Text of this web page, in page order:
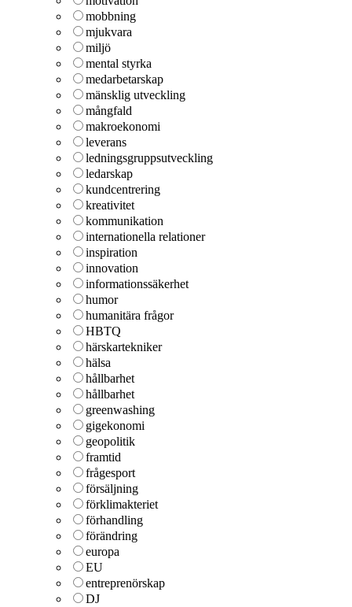
mobbning
mjukvara
miljö
mental styrka
medarbetarskap
mänsklig utveckling
mångfald
makroekonomi
leverans
ledningsgruppsutveckling
ledarskap
kundcentrering
kreativitet
kommunikation
internationella relationer
inspiration
innovation
informationssäkerhet
humor
humanitära frågor
HBTQ
härskartekniker
hälsa
hållbarhet
hållbarhet
greenwashing
gigekonomi
geopolitik
framtid
frågesport
försäljning
förklimakteriet
förhandling
förändring
europa
EU
entreprenörskap
DJ